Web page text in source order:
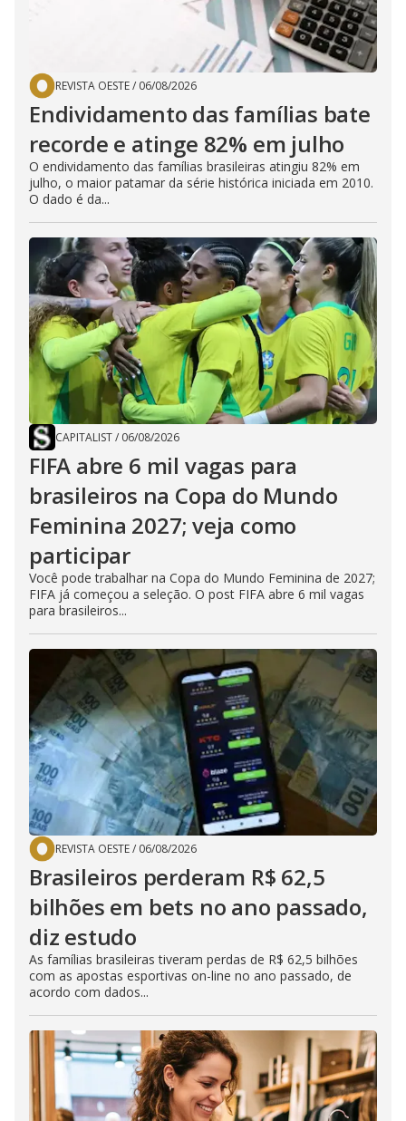
REVISTA OESTE/ 06/08/2026
Endividamento das famílias bate
recorde e atinge 82% em julho
O endividamento das famílias brasileiras atingiu 82% em
julho, o maior patamar da série histórica iniciada em 2010.
O dado é da...
CAPITALIST/ 06/08/2026
FIFA abre 6 mil vagas para
brasileiros na Copa do Mundo
Feminina 2027; veja como
participar
Você pode trabalhar na Copa do Mundo Feminina de 2027;
FIFA já começou a seleção. O post FIFA abre 6 mil vagas
para brasileiros...
REVISTA OESTE/ 06/08/2026
Brasileiros perderam R$ 62,5
bilhões em bets no ano passado,
diz estudo
As famílias brasileiras tiveram perdas de R$ 62,5 bilhões
com as apostas esportivas on-line no ano passado, de
acordo com dados...